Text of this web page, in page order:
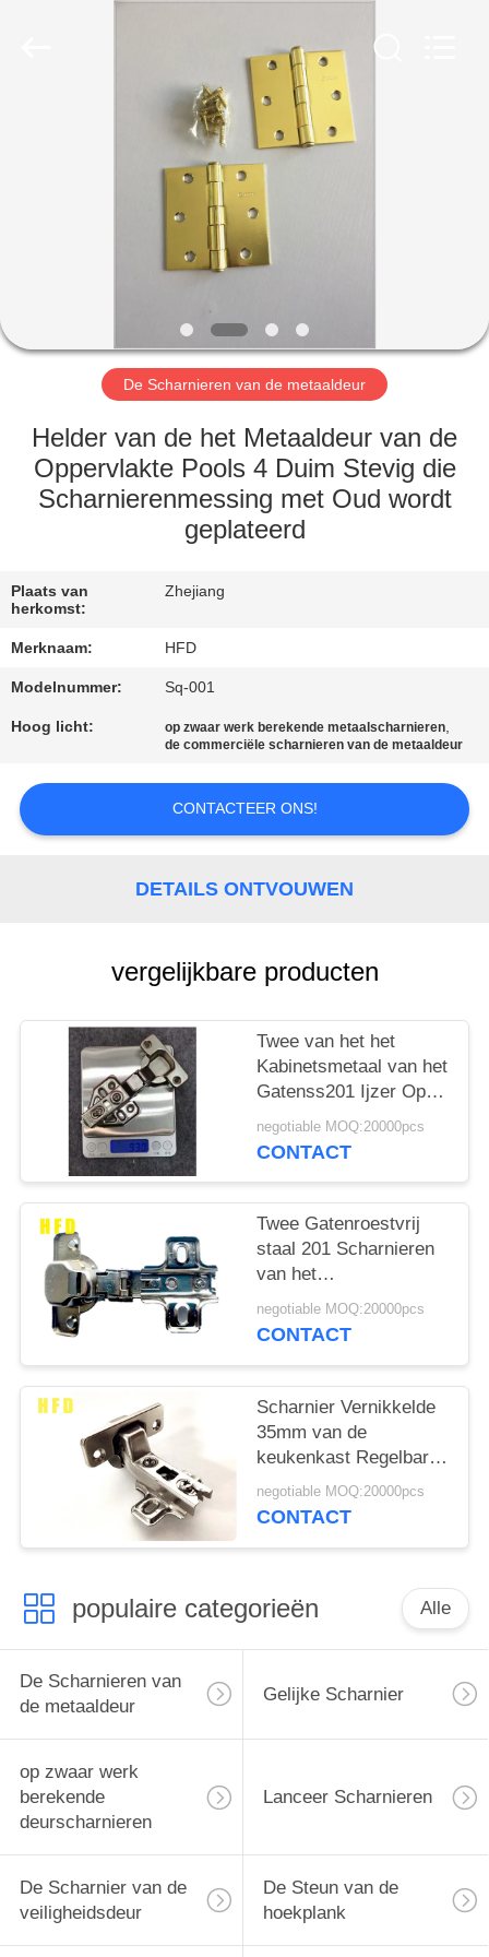
PRODUCTEN
ONGEVEER
ONS
FABRIEKSREIS
KWALITEITSCONTROLE
ONS
SITEMAP
PRIVACY
POLICY
De Scharnieren van de metaaldeur
Helder van de het Metaaldeur van de
Oppervlakte Pools 4 Duim Stevig die
Scharnierenmessing met Oud wordt
geplateerd
Plaats van
herkomst:
Zhejiang
Merknaam: HFD
Modelnummer: Sq-001
Hoog licht: op zwaar werk berekende metaalscharnieren,
de commerciële scharnieren van de metaaldeur
CONTACTEER ONS!
DETAILS ONTVOUWEN
vergelijkbare producten
Twee van het het
Kabinetsmetaal van het
Gatenss201 Ijzer Op
zwaar werk berekende
Opgepoetste de
negotiable MOQ:20000pcs
CONTACT
Twee Gatenroestvrij
staal 201 Scharnieren
van het
Bekledingskabinet
11.5mm Diepte
negotiable MOQ:20000pcs
CONTACT
Scharnier Vernikkelde
35mm van de
keukenkast Regelbare
Houten Deur
negotiable MOQ:20000pcs
CONTACT
populaire categorieën Alle
De Scharnieren van
de metaaldeur
Gelijke Scharnier
op zwaar werk
berekende
deurscharnieren
Lanceer Scharnieren
De Scharnier van de
veiligheidsdeur
De Steun van de
hoekplank